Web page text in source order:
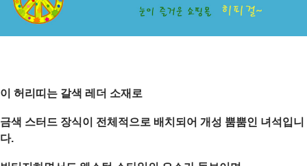
이 허리띠는 갈색 레더 소재로
금색 스터드 장식이 전체적으로 배치되어 개성 뿜뿜인 녀석입니
다.